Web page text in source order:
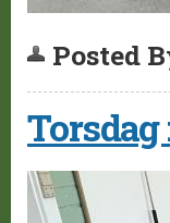
Posted
Torsdag